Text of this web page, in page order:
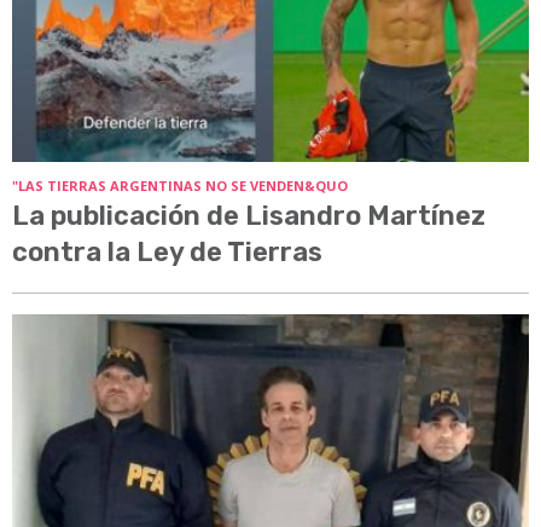
"LAS TIERRAS ARGENTINAS NO SE VENDEN&QUO
La publicación de Lisandro Martínez
contra la Ley de Tierras